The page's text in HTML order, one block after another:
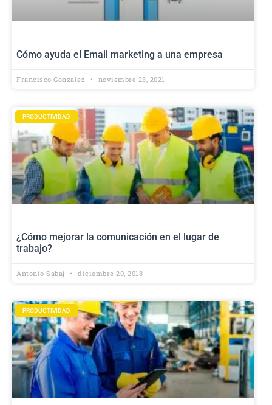
Cómo ayuda el Email marketing a una empresa
Francisco Gonzalez noviembre 23, 2021
PRODUCTIVIDAD
¿Cómo mejorar la comunicación en el lugar de
trabajo?
Antonio Sabaj diciembre 20, 2018
PRODUCTIVIDAD